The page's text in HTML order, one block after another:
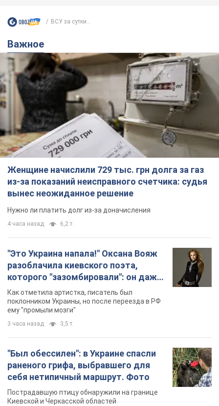
ВСУ за сутки...
Важное
Женщине начислили 729 тыс. грн долга за газ
из-за показаний неисправного счетчика: судья
вынес неожиданное решение
Нужно ли платить долг из-за доначисления
4 часа назад 6,2 т.
"Это Украина напала!" Оксана Вояж
разоблачила киевского поэта,
которого "зазомбировали": он даже
русского не знал, а теперь хочет
геноцида украинцев
Как отметила артистка, писатель был
поклонником Украины, но после переезда в РФ
ему "промыли мозги"
3 часа назад 3,5 т.
"Был обессилен": в Украине спасли
раненого грифа, выбравшего для
себя нетипичный маршрут. Фото
Пострадавшую птицу обнаружили на границе
Киевской и Черкасской областей